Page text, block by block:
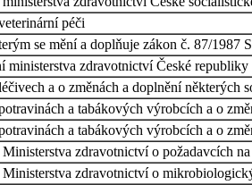
péči
se mění a doplňuje zákon č. 87/1987
ministerstva zdravotnictví České
a o změnách a doplnění některých
a tabákových výrobcích a o
a tabákových výrobcích a o
zdravotnictví o požadavcích
zdravotnictví o